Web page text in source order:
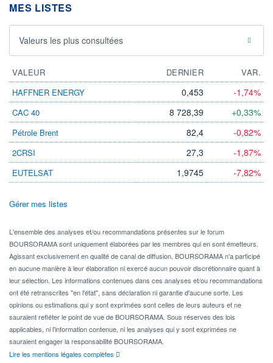
MES LISTES
Valeurs les plus consultées
VALEUR DERNIER
VAR.
HAFFNER ENERGY
0,453 -1,74%
CAC 40 8 728,39 +0,33%
Pétrole Brent 82,4 -0,82%
2CRSI 27,3 -1,87%
EUTELSAT 1,9745 -7,82%
Gérer mes listes
L'ensemble des analyses et/ou recommandations présentes sur le forum
BOURSORAMA sont uniquement élaborées par les membres qui en sont émetteurs.
Agissant exclusivement en qualité de canal de diffusion, BOURSORAMA n'a participé
en aucune manière à leur élaboration ni exercé aucun pouvoir discrétionnaire quant à
leur sélection. Les informations contenues dans ces analyses et/ou recommandations
ont été retranscrites "en l'état", sans déclaration ni garantie d'aucune sorte. Les
opinions ou estimations qui y sont exprimées sont celles de leurs auteurs et ne
sauraient refléter le point de vue de BOURSORAMA. Sous réserves des lois
applicables, ni l'information contenue, ni les analyses qui y sont exprimées ne
sauraient engager la responsabilité BOURSORAMA.
Lire les mentions légales complètes